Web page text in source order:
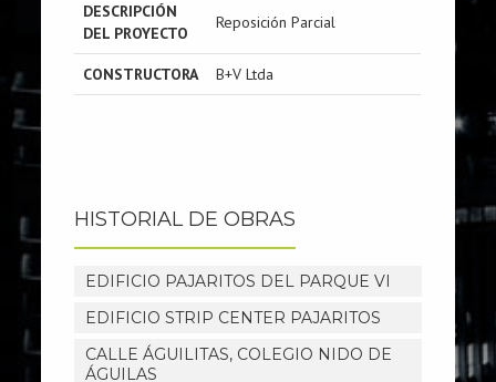
DESCRIPCIÓN
DEL PROYECTO
Reposición Parcial
CONSTRUCTORA B+V Ltda
HISTORIAL DE OBRAS
EDIFICIO PAJARITOS DEL PARQUE VI
EDIFICIO STRIP CENTER PAJARITOS
CALLE ÁGUILITAS, COLEGIO NIDO DE
ÁGUILAS